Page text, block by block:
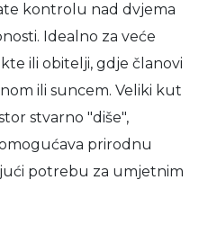
kontrolu nad dvjema
Idealno za veće
ili obitelji, gdje članovi
ili suncem. Veliki kut
stvarno "diše",
prirodnu
potrebu za umjetnim